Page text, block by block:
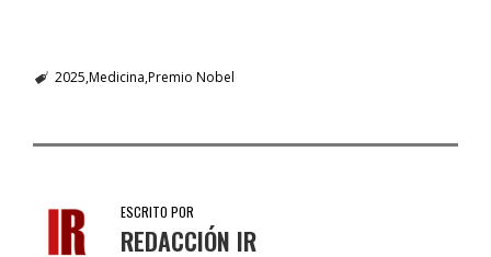
2025 Medicina Premio Nobel
ESCRITO POR
REDACCIÓN IR